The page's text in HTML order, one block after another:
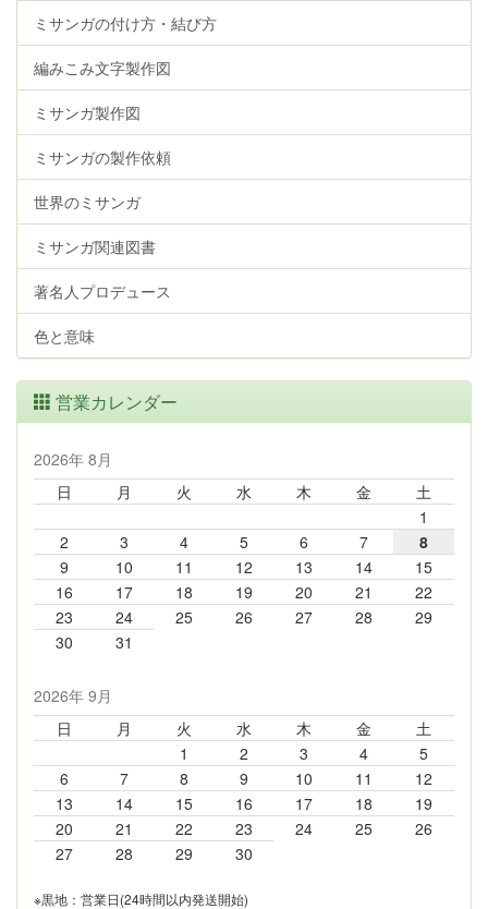
ミサンガの付け方・結び方
編みこみ文字製作図
ミサンガ製作図
ミサンガの製作依頼
世界のミサンガ
ミサンガ関連図書
著名人プロデュース
色と意味
営業カレンダー
2026年 8月
日
月 火 水 木 金
土
1
2
3 4 5 6 7
8
9
10 11 12 13 14
15
16
17 18 19 20 21
22
23
24 25 26 27 28
29
30
31
2026年 9月
日
月 火 水 木 金
土
1
2 3 4
5
6
7 8 9 10 11
12
13
14 15 16 17 18
19
20
21 22 23 24 25
26
27
28 29 30
※黒地：営業日(24時間以内発送開始)